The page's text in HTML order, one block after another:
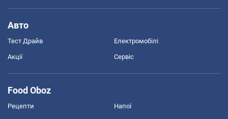
Авто
Тест Драйв Електромобілі
Акції Сервіс
Food Oboz
Рецепти Напої